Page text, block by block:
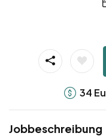
34
Jobbeschreibung